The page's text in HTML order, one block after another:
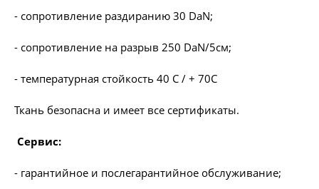
- сопротивление раздиранию 30 DaN;
- сопротивление на разрыв 250 DaN/5см;
- температурная стойкость 40 С / + 70С
Ткань безопасна и имеет все сертификаты.
Сервис:
- гарантийное и послегарантийное обслуживание;